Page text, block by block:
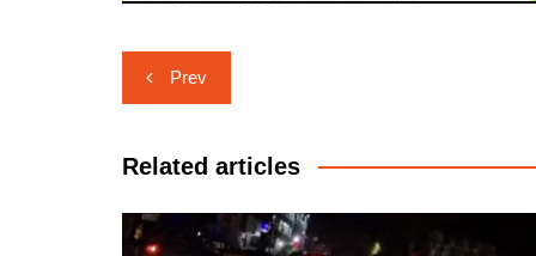
Post
navigation
Prev
Related articles